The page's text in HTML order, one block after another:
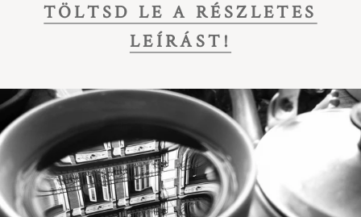
TÖLTSD LE A RÉSZLETES
LEÍRÁST!